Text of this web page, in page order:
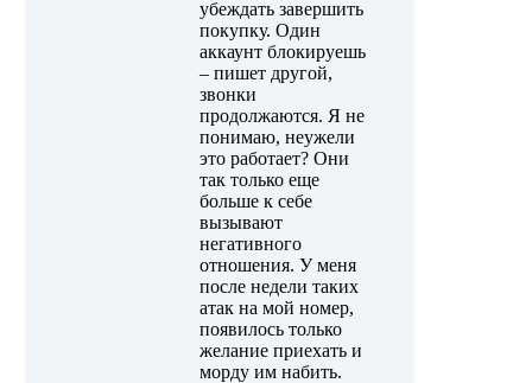
убеждать завершить
покупку. Один
аккаунт блокируешь
– пишет другой,
звонки
продолжаются. Я не
понимаю, неужели
это работает? Они
так только еще
больше к себе
вызывают
негативного
отношения. У меня
после недели таких
атак на мой номер,
появилось только
желание приехать и
морду им набить.